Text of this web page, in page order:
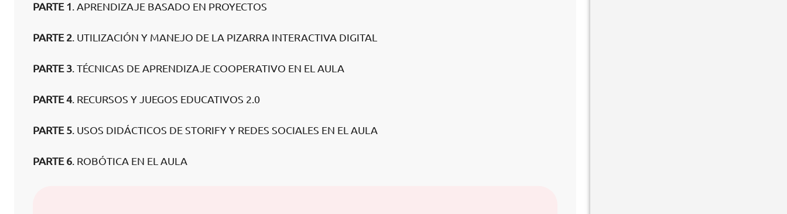
PARTE 1. APRENDIZAJE BASADO EN PROYECTOS
PARTE 2. UTILIZACIÓN Y MANEJO DE LA PIZARRA INTERACTIVA DIGITAL
PARTE 3. TÉCNICAS DE APRENDIZAJE COOPERATIVO EN EL AULA
PARTE 4. RECURSOS Y JUEGOS EDUCATIVOS 2.0
PARTE 5. USOS DIDÁCTICOS DE STORIFY Y REDES SOCIALES EN EL AULA
PARTE 6. ROBÓTICA EN EL AULA